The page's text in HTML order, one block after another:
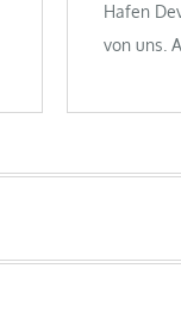
Hafen
von uns.